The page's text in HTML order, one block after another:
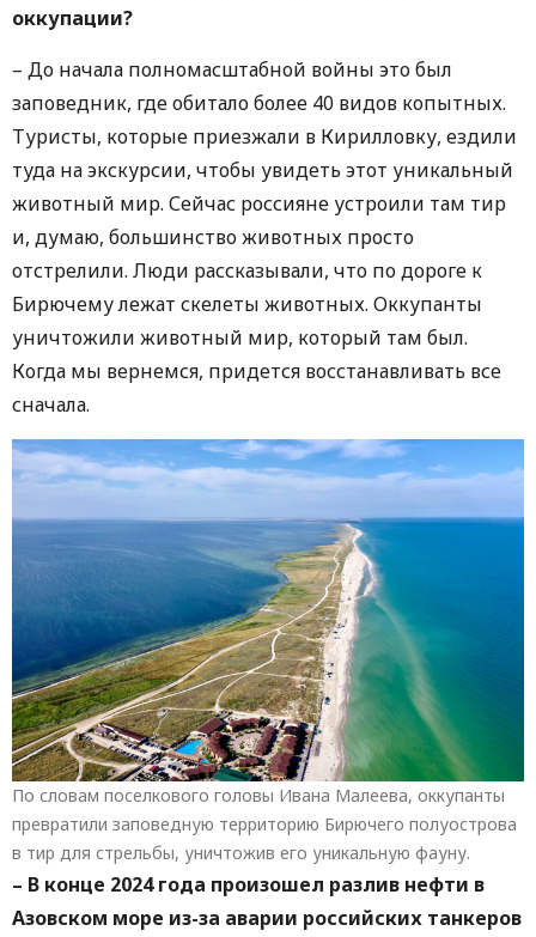
оккупации?
– До начала полномасштабной войны это был
заповедник, где обитало более 40 видов копытных.
Туристы, которые приезжали в Кирилловку, ездили
туда на экскурсии, чтобы увидеть этот уникальный
животный мир. Сейчас россияне устроили там тир
и, думаю, большинство животных просто
отстрелили. Люди рассказывали, что по дороге к
Бирючему лежат скелеты животных. Оккупанты
уничтожили животный мир, который там был.
Когда мы вернемся, придется восстанавливать все
сначала.
По словам поселкового головы Ивана Малеева, оккупанты
превратили заповедную территорию Бирючего полуострова
в тир для стрельбы, уничтожив его уникальную фауну.
– В конце 2024 года произошел разлив нефти в
Азовском море из-за аварии российских танкеров